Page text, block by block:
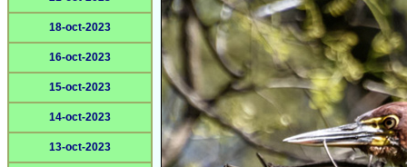
18-oct-2023
16-oct-2023
15-oct-2023
14-oct-2023
13-oct-2023